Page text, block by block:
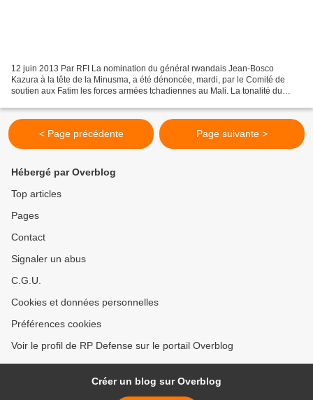
12 juin 2013 Par RFI La nomination du général rwandais Jean-Bosco
Kazura à la tête de la Minusma, a été dénoncée, mardi, par le Comité de
soutien aux Fatim les forces armées tchadiennes au Mali. La tonalité du
< Page précédente Page suivante >
Hébergé par Overblog
Top articles
Pages
Contact
Signaler un abus
C.G.U.
Cookies et données personnelles
Préférences cookies
Voir le profil de RP Defense sur le portail Overblog
Créer un blog sur Overblog